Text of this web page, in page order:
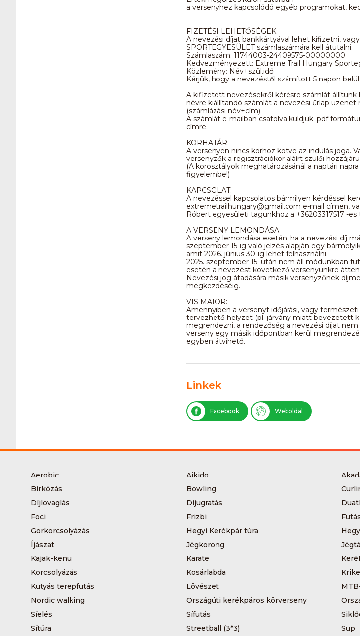
a versenyhez kapcsolódó egyéb programokat,
FIZETÉSI LEHETŐSÉGEK:
A nevezési díjat bankkártyával lehet kifizetni,
SPORTEGYESÜLET számlaszámára kell átutalni.
Számlaszám: 11744003-24409575-00000000
Kedvezményezett: Extreme Trail Hungary
Közlemény: Név+szül.idő
Kérjük, hogy a nevezéstől számított 5 napon
A kifizetett nevezésekről kérésre számlát állítunk
névre kiállítandó számlát a nevezési űrlap
(számlázási név+cím).
A számlát e-mailban csatolva küldjük .pdf
címre.
KORHATÁR:
A versenyen nincs korhoz kötve az indulás joga.
versenyzők a regisztrációkor aláírt szülői
(A korosztályok meghatározásánál a naptári
figyelembe!)
KAPCSOLAT:
A nevezéssel kapcsolatos bármilyen kérdéssel
extremetrailhungary@gmail.com e-mail címen,
Róbert egyesületi tagunkhoz a +36203317517 -
A VERSENY LEMONDÁSA:
A verseny lemondása esetén, ha a nevezési díj
szeptember 15-ig való jelzés alapján egy
amit 2026. június 30-ig lehet felhasználni.
2025. szeptember 15. után nem áll módunkban
esetén a nevezést következő versenyünkre
Nevezési jog átadására másik versenyzőnek
megkezdéséig.
VIS MAIOR:
Amennyiben a versenyt időjárási, vagy
tervezhető helyzet (pl. járvány miatt bevezetett
megrendezni, a rendezőség a nevezési díjat
verseny egy másik időpontban kerül
egyben átvihető.
Linkek
Facebook Weboldal
Aerobic Aikido
Bírkózás
Bowling
Díjlovaglás
Díjugratás
Foci
Frizbi Futás
Görkorcsolyázás
Hegyi Kerékpár túra
Íjászat
Jégkorong
Kajak-kenu
Karate
Korcsolyázás
Kosárlabda
Kutyás terepfutás
Lövészet
Nordic walking
Országúti kerékpáros körverseny
Síelés
Sífutás
Sítúra
Streetball (3*3) Sup